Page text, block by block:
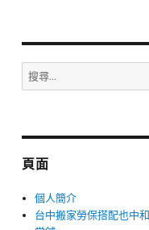
搜
尋
字:
頁面
個人簡介
台中搬家勞保搭配也中